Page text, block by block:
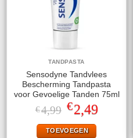
TANDPASTA
Sensodyne Tandvlees
Bescherming Tandpasta
voor Gevoelige Tanden 75ml
€4,99 Oorspronkelijke
prijs
was:
€4,99.
€2,49Huidige
prijs
is:
TOEVOEGEN